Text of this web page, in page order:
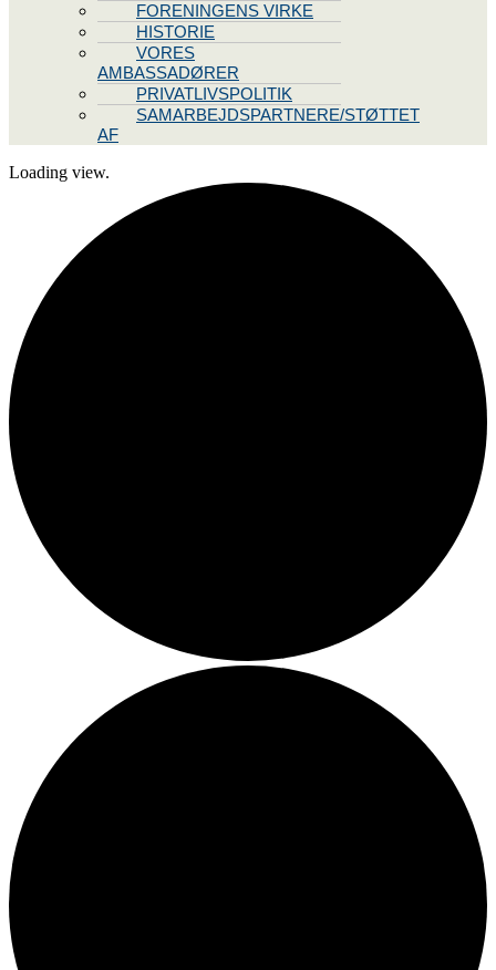
FORENINGENS VIRKE
HISTORIE
VORES
AMBASSADØRER
PRIVATLIVSPOLITIK
SAMARBEJDSPARTNERE/STØTTET
AF
Loading view.